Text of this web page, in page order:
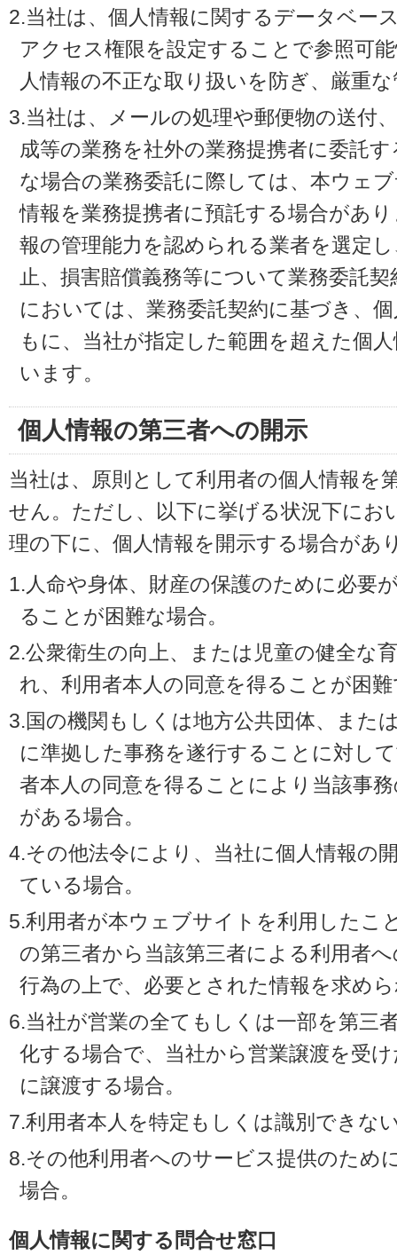
2.当社は、個人情報に関するデータベー
アクセス権限を設定することで参照可
人情報の不正な取り扱いを防ぎ、厳重
3.当社は、メールの処理や郵便物の送付
成等の業務を社外の業務提携者に委託
な場合の業務委託に際しては、本ウェ
情報を業務提携者に預託する場合があ
報の管理能力を認められる業者を選定
止、損害賠償義務等について業務委託
においては、業務委託契約に基づき、
もに、当社が指定した範囲を超えた個
います。
個人情報の第三者への開示
当社は、原則として利用者の個人情報を
せん。ただし、以下に挙げる状況下にお
理の下に、個人情報を開示する場合があ
1.人命や身体、財産の保護のために必要
ることが困難な場合。
2.公衆衛生の向上、または児童の健全な
れ、利用者本人の同意を得ることが困
3.国の機関もしくは地方公共団体、また
に準拠した事務を遂行することに対し
者本人の同意を得ることにより当該事
がある場合。
4.その他法令により、当社に個人情報の
ている場合。
5.利用者が本ウェブサイトを利用したこ
の第三者から当該第三者による利用者
行為の上で、必要とされた情報を求め
6.当社が営業の全てもしくは一部を第三
化する場合で、当社から営業譲渡を受
に譲渡する場合。
7.利用者本人を特定もしくは識別できな
8.その他利用者へのサービス提供のため
場合。
個人情報に関する問合せ窓口